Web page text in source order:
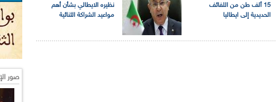
نظيره الايطالي بشأن أهم
مواعيد الشراكة الثنائية
15 ألف طن من اللفائف
الحديدية إلى ايطاليا
صور